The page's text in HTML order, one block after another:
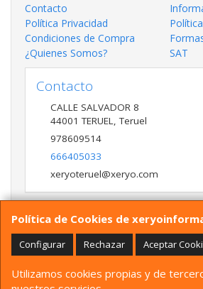
Política de Cookies de
Configurar Rechazar Aceptar
Utilizamos cookies propias y de
Contacto
Política Privacidad
Condiciones de Compra
¿Quienes Somos?
SAT
Contacto
CALLE SALVADOR 8
44001 TERUEL ,Teruel
978609514
666405033
xeryoteruel@xeryo.com
Horario
LUNES A VIERNES 9:30 A 13:30 17:00
SÁBADO 10:00 A 13:30